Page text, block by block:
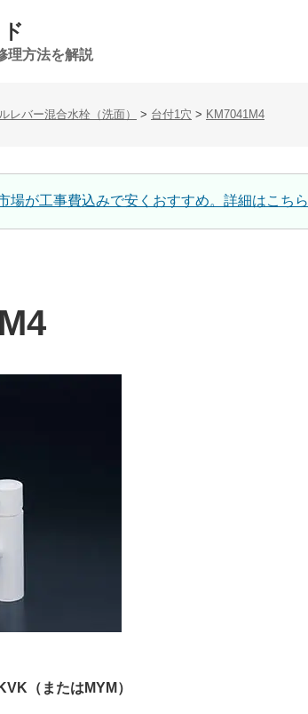
理方法を解説
レバー混合水栓（洗面） > 台付1穴 > KM7041M4
場が工事費込みで安くおすすめ。詳細はこちら
（またはMYM）